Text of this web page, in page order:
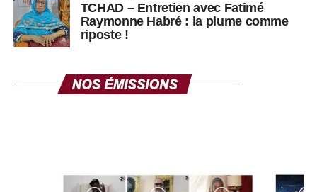
TCHAD – Entretien avec Fatimé
Raymonne Habré : la plume comme
riposte !